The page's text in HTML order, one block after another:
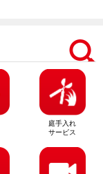
庭手入れ
サービス